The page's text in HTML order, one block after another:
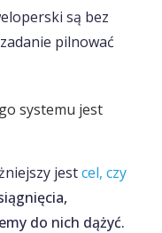
są bez
pilnować
systemu jest
jestcel, czy
do nich dążyć.